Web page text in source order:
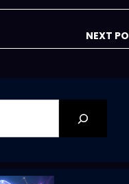
NEXT